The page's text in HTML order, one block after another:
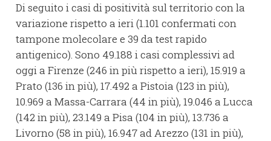
Di seguito i casi di positività sul territorio con la
variazione rispetto a ieri (1.101 confermati con
tampone molecolare e 39 da test rapido
antigenico). Sono 49.188 i casi complessivi ad
oggi a Firenze (246 in più rispetto a ieri), 15.919 a
Prato (136 in più), 17.492 a Pistoia (123 in più),
10.969 a Massa-Carrara (44 in più), 19.046 a Lucca
(142 in più), 23.149 a Pisa (104 in più), 13.736 a
Livorno (58 in più), 16.947 ad Arezzo (131 in più),